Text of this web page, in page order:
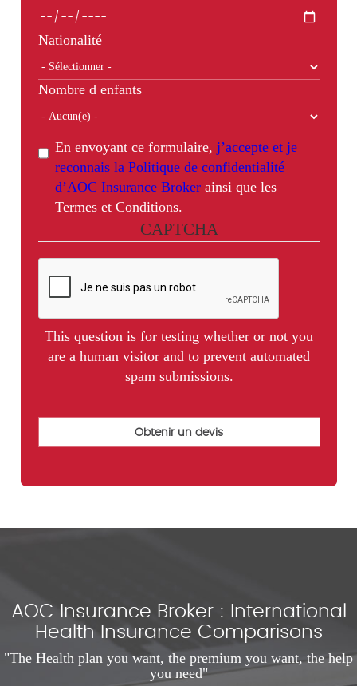
Nationalité
Nombre d enfants
En envoyant ce formulaire, j’accepte et je
reconnais la Politique de confidentialité
d’AOC Insurance Brokerainsi que les
Termes et Conditions.
CAPTCHA
This question is for testing whether or not you
are a human visitor and to prevent automated
spam submissions.
AOC Insurance Broker : International
Health Insurance Comparisons
"The Health plan you want, the premium you want, the help
you need"